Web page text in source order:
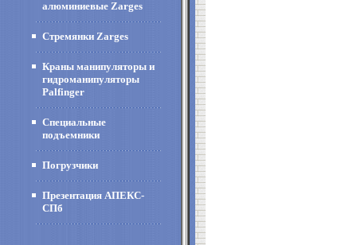
алюминиевые Zarges
Стремянки Zarges
Краны манипуляторы и
гидроманипуляторы
Palfinger
Специальные
подъемники
Погрузчики
Презентация АПЕКС-
СПб